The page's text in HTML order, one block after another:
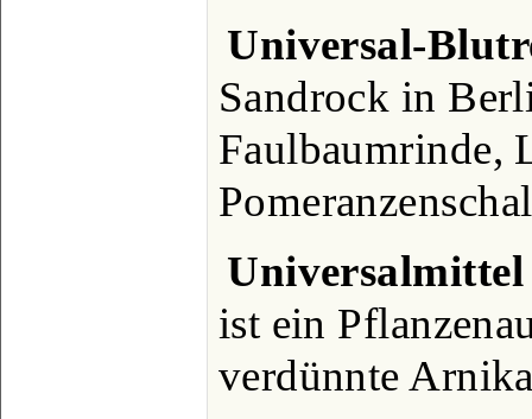
Universal-
Sandrock in
Faulbaumrinde,
Universalmittel
ist ein
verdünnte